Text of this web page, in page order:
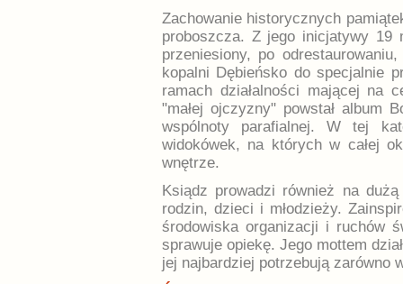
Zachowanie historycznych
proboszcza. Z jego inicjatywy 19
przeniesiony, po
kopalni Dębieńsko do specjalnie
ramach działalności mającej na
"małej ojczyzny" powstał album
wspólnoty parafialnej. W tej
widokówek, na których w całej
wnętrze.
Ksiądz prowadzi również na
rodzin, dzieci i młodzieży.
środowiska organizacji i ruchów
sprawuje opiekę. Jego mottem
jej najbardziej potrzebują zarówno